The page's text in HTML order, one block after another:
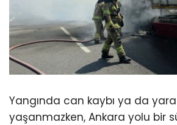
Yangında can kaybı ya da
yaşanmazken, Ankara yolu bir